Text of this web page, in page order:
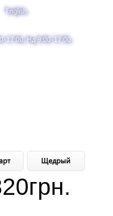
English
17:00, Нд 9:00-17:00
Щедрый
грн.